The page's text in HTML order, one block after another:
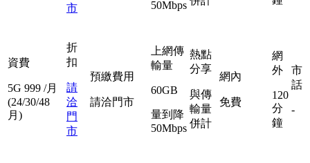
市
50Mbps
資費
5G 999 /月
(24/30/48
月)
折
扣
請
洽
門
市
預繳費用
請洽門市
上網傳
輸量
60GB
量到降
50Mbps
熱點
分享
與傳
輸量
併計
網內
免費
網
外
120
分
鐘
市
話
-